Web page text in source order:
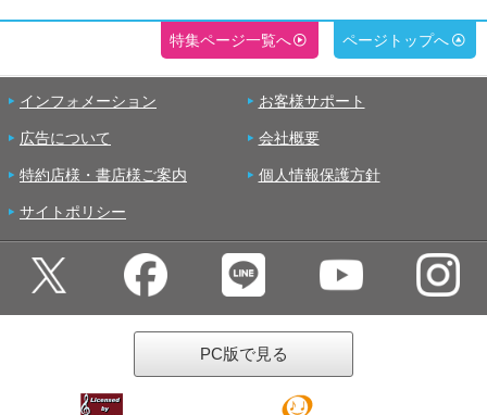
特集ページ一覧へ ページトップへ
インフォメーション お客様サポート
広告について 会社概要
特約店様・書店様ご案内 個人情報保護方針
サイトポリシー
PC版で見る